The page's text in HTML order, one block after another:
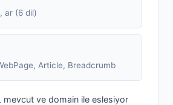
ar (6 dil)
Article, Breadcrumb
mevcut ve domain ile eslesiyor